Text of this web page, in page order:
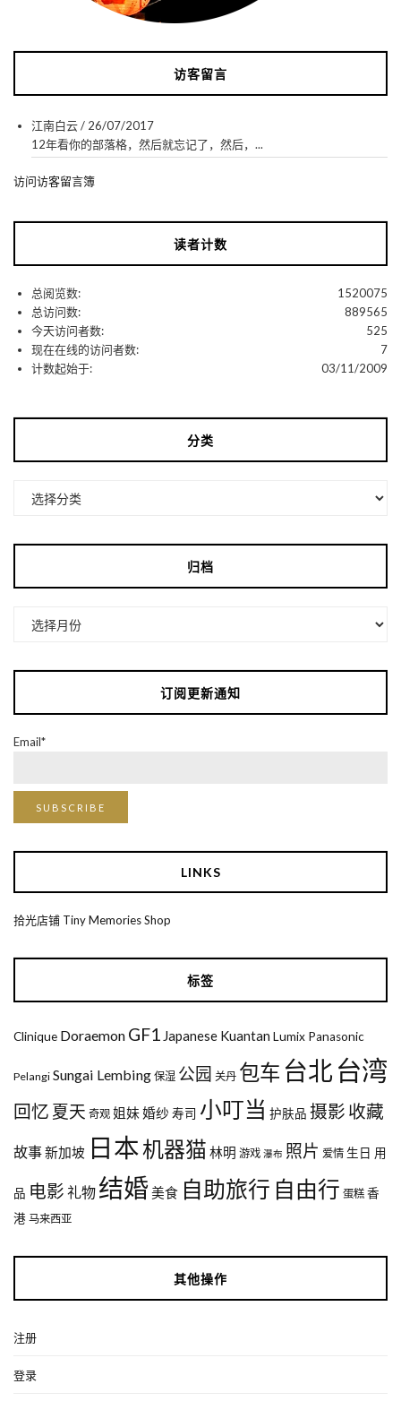
访客留言
江南白云/ 26/07/2017
12年看你的部落格，然后就忘记了，然后，...
访问访客留言簿
读者计数
1520075
总阅览数:
889565
总访问数:
525
今天访问者数:
7
现在在线的访问者数:
03/11/2009
计数起始于:
分类
归档
订阅更新通知
Email*
LINKS
拾光店铺 Tiny Memories Shop
标签
Clinique Doraemon GF1 Japanese Kuantan Lumix Panasonic
Pelangi Sungai Lembing 保湿 公园 关丹 包车 台北 台湾
回忆 夏天 奇观 姐妹婚纱 寿司 小叮当 护肤品 摄影 收藏
故事新加坡 日本机器猫 林明 游戏 瀑布 照片 爱情 生日 用
品 电影 礼物 结婚美食 自助旅行 自由行 蛋糕 香
港 马来西亚
其他操作
注册
登录